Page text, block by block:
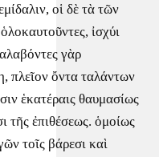
οἱ δὲ τὰ τῶν
ἰσχύι
γὰρ
πλεῖον ὄντα ταλάντων
ἑκατέραις θαυμασίως
τῆς ἐπιθέσεως. ὁμοίως
τοῖς βάρεσι καὶ